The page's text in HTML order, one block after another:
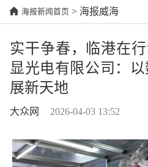
海报新闻首页 > 海报威海
实干争春，临港在
显光电有限公司：
展新天地
大众网 2026-04-03 13:52